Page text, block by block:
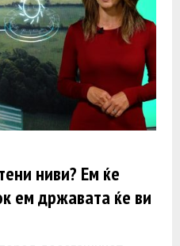
ниви? Ем ќе
ем државата ќе ви